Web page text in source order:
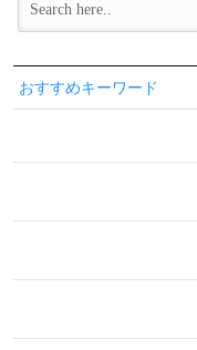
おすすめキーワード